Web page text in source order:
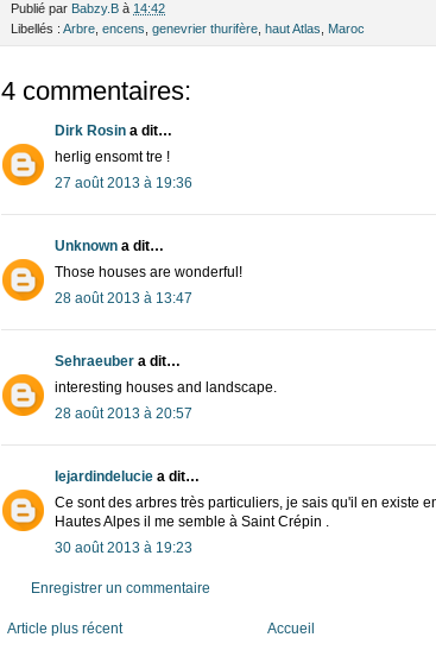
Publié par Babzy.B à 14:42
Libellés : Arbre encens genevrier thurifère haut Atlas Maroc
4 commentaires:
Dirk Rosin a dit…
herlig ensomt tre !
27 août 2013 à 19:36
Unknown a dit…
Those houses are wonderful!
28 août 2013 à 13:47
Sehraeuber a dit…
interesting houses and landscape.
28 août 2013 à 20:57
lejardindelucie a dit…
Ce sont des arbres très particuliers, je sais qu'il en existe
Hautes Alpes il me semble à Saint Crépin .
30 août 2013 à 19:23
Enregistrer un commentaire
Article plus récent
Accueil